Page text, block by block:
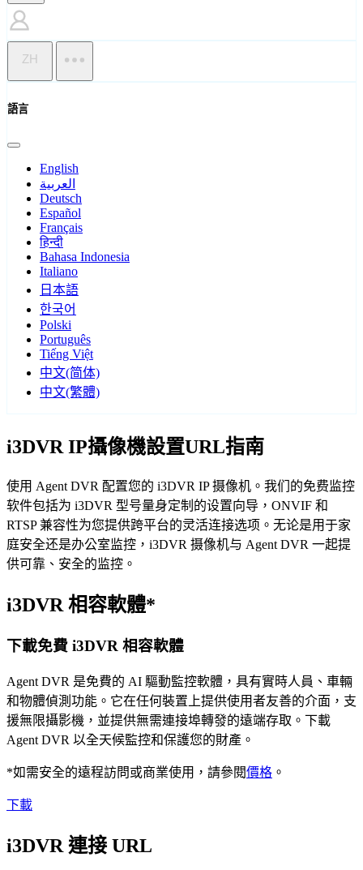
ZH
語言
English
العربية
Deutsch
Español
Français
हिन्दी
Bahasa Indonesia
Italiano
日本語
한국어
Polski
Português
Tiếng Việt
中文(简体)
中文(繁體)
i3DVR IP攝像機設置URL指南
使用 Agent DVR 配置您的 i3DVR IP 摄像机。我们的免费监控
软件包括为 i3DVR 型号量身定制的设置向导，ONVIF 和
RTSP 兼容性为您提供跨平台的灵活连接选项。无论是用于家
庭安全还是办公室监控，i3DVR 摄像机与 Agent DVR 一起提
供可靠、安全的监控。
i3DVR 相容軟體*
下載免費 i3DVR 相容軟體
Agent DVR 是免費的 AI 驅動監控軟體，具有實時人員、車輛
和物體偵測功能。它在任何裝置上提供使用者友善的介面，支
援無限攝影機，並提供無需連接埠轉發的遠端存取。下載
Agent DVR 以全天候監控和保護您的財產。
*如需安全的遠程訪問或商業使用，請參閱價格 。
下載
i3DVR 連接 URL